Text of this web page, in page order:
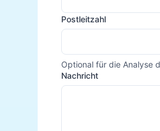
Postleitzahl
Optional für die Analyse
Nachricht